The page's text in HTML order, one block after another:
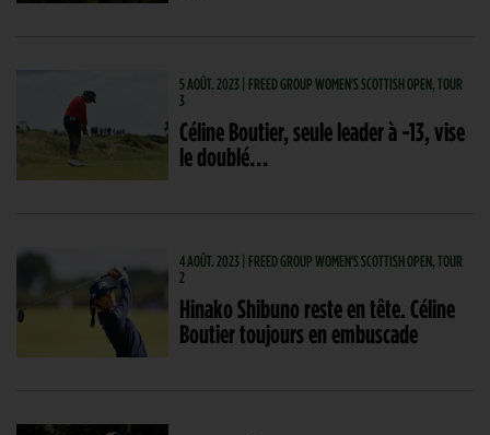
5 AOÛT. 2023 | FREED GROUP WOMEN'S SCOTTISH OPEN, TOUR
3
Céline Boutier, seule leader à -13, vise
le doublé…
4 AOÛT. 2023 | FREED GROUP WOMEN'S SCOTTISH OPEN, TOUR
2
Hinako Shibuno reste en tête. Céline
Boutier toujours en embuscade